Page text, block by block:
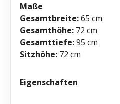
Maße
Gesamtbreite:65 cm
Gesamthöhe: 72 cm
Gesamttiefe:95 cm
Sitzhöhe: 72 cm
Eigenschaften